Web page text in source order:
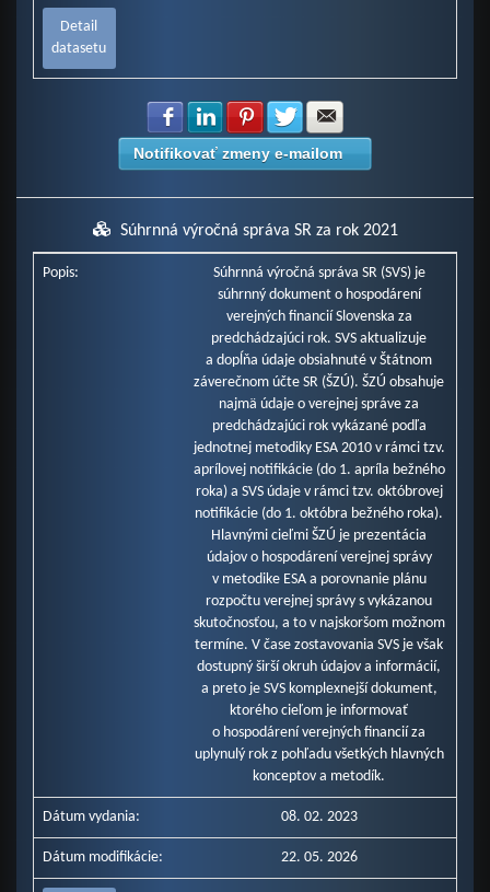
Detail
datasetu
Zdielať na Facebook
Zdielať na LinkedIn
Zdielať na Pinterest
Zdielať na Twitter
Notifikovať zmeny e-mailom
Súhrnná výročná správa SR za rok 2021
Popis:
Súhrnná výročná správa SR (SVS) je
súhrnný dokument o hospodárení
verejných financií Slovenska za
predchádzajúci rok. SVS aktualizuje
a dopĺňa údaje obsiahnuté v Štátnom
záverečnom účte SR (ŠZÚ). ŠZÚ obsahuje
najmä údaje o verejnej správe za
predchádzajúci rok vykázané podľa
jednotnej metodiky ESA 2010 v rámci tzv.
aprílovej notifikácie (do 1. apríla bežného
roka) a SVS údaje v rámci tzv. októbrovej
notifikácie (do 1. októbra bežného roka).
Hlavnými cieľmi ŠZÚ je prezentácia
údajov o hospodárení verejnej správy
v metodike ESA a porovnanie plánu
rozpočtu verejnej správy s vykázanou
skutočnosťou, a to v najskoršom možnom
termíne. V čase zostavovania SVS je však
dostupný širší okruh údajov a informácií,
a preto je SVS komplexnejší dokument,
ktorého cieľom je informovať
o hospodárení verejných financií za
uplynulý rok z pohľadu všetkých hlavných
konceptov a metodík.
Dátum vydania: 08. 02. 2023
Dátum modifikácie: 22. 05. 2026